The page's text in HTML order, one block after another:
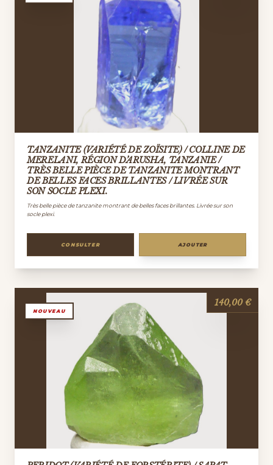
TANZANITE (VARIÉTÉ DE ZOÏSITE) / COLLINE DE
MERELANI, RÉGION D’ARUSHA, TANZANIE /
TRÈS BELLE PIÈCE DE TANZANITE MONTRANT
DE BELLES FACES BRILLANTES / LIVRÉE SUR
SON SOCLE PLEXI.
Très belle pièce de tanzanite montrant de belles faces brillantes. Livrée sur son
socle plexi.
CONSULTER AJOUTER
NOUVEAU
140,00 €